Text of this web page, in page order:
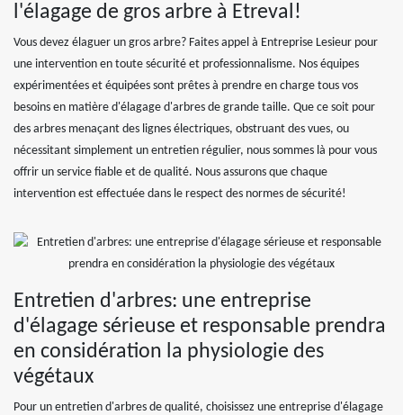
l'élagage de gros arbre à Etreval!
Vous devez élaguer un gros arbre? Faites appel à Entreprise Lesieur pour
une intervention en toute sécurité et professionnalisme. Nos équipes
expérimentées et équipées sont prêtes à prendre en charge tous vos
besoins en matière d'élagage d'arbres de grande taille. Que ce soit pour
des arbres menaçant des lignes électriques, obstruant des vues, ou
nécessitant simplement un entretien régulier, nous sommes là pour vous
offrir un service fiable et de qualité. Nous assurons que chaque
intervention est effectuée dans le respect des normes de sécurité!
Entretien d'arbres: une entreprise
d'élagage sérieuse et responsable prendra
en considération la physiologie des
végétaux
Pour un entretien d'arbres de qualité, choisissez une entreprise d'élagage